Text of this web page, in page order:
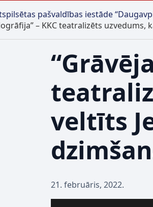
pašvaldības iestāde
– KKC teatralizēts
veltīts
21. februāris, 2022.